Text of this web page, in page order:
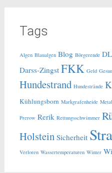
Tags
Algen Blaualgen Blog Börgerende
Darss-Zingst FKK Geld
Hundestrand Hundestrände
Kühlungsborn Markgrafenheide
Prerow Rerik Rettungsschwimmer
Holstein Sicherheit
Verloren Wassertemperaturen Winter